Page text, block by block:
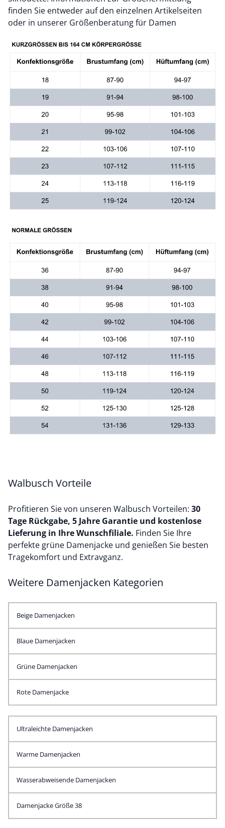
finden Sie entweder auf den einzelnen Artikelseiten
oder in unserer Größenberatung für Damen
Walbusch Vorteile
Profitieren Sie von unseren Walbusch Vorteilen: 30
Tage Rückgabe, 5 Jahre Garantie und kostenlose
Lieferung in Ihre Wunschfiliale. Finden Sie Ihre
perfekte grüne Damenjacke und genießen Sie besten
Tragekomfort und Extravganz.
Weitere Damenjacken Kategorien
Beige Damenjacken
Blaue Damenjacken
Grüne Damenjacken
Rote Damenjacke
Ultraleichte Damenjacken
Warme Damenjacken
Wasserabweisende Damenjacken
Damenjacke Größe 38